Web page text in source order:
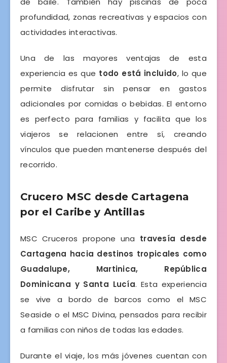
profundidad, zonas recreativas y espacios con
actividades interactivas.
Una de las mayores ventajas de esta
experiencia es que todo está incluido, lo que
permite disfrutar sin pensar en gastos
adicionales por comidas o bebidas. El entorno
es perfecto para familias y facilita que los
viajeros se relacionen entre sí, creando
vínculos que pueden mantenerse después del
recorrido.
Crucero MSC desde Cartagena
por el Caribe y Antillas
MSC Cruceros propone una travesía desde
Cartagena hacia destinos tropicales como
Guadalupe, Martinica, República
Dominicana y Santa Lucía. Esta experiencia
se vive a bordo de barcos como el MSC
Seaside o el MSC Divina, pensados para recibir
a familias con niños de todas las edades.
Durante el viaje, los más jóvenes cuentan con